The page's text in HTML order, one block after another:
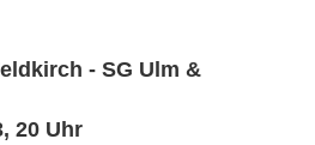
- SG Ulm &
20 Uhr